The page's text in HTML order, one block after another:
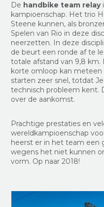
De handbike team relay
kampioenschap. Het trio
Steene kunnen, als
Spelen van Rio in deze
neerzetten. In deze
de beurt een ronde af te
totale afstand van 9,8
korte omloop kan meteen
starten zeer snel, totdat
technisch probleem kent.
over de aankomst.
Prachtige prestaties en
wereldkampioenschap
heerst er in het team een
wegens het niet kunnen
vorm. Op naar 2018!